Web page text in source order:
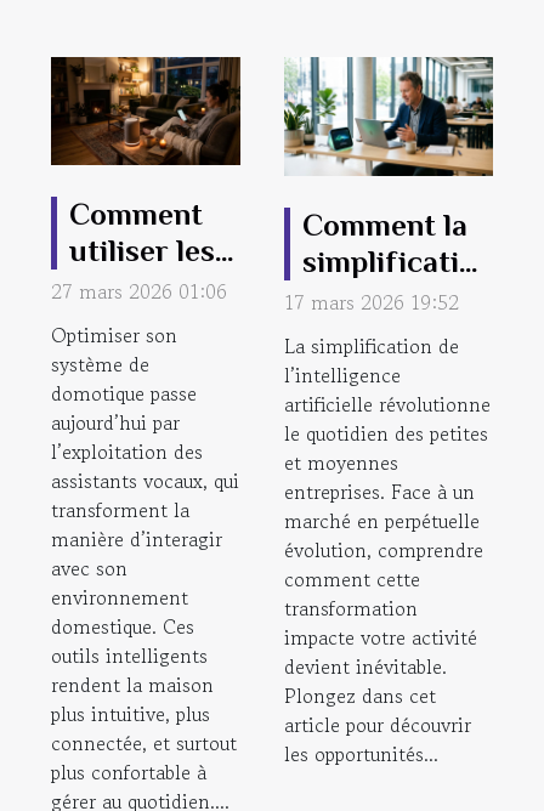
Comment
utiliser les
assistants
vocaux pour
améliorer
votre
système de
domotique ?
27 mars 2026 01:06
Optimiser son
système de
domotique passe
aujourd’hui par
l’exploitation des
assistants vocaux, qui
transforment la
manière d’interagir
avec son
environnement
domestique. Ces
outils intelligents
rendent la maison
plus intuitive, plus
connectée, et surtout
plus confortable à
gérer au quotidien....
Comment la
simplification
de l'IA
influence-t-
elle les PME ?
17 mars 2026 19:52
La simplification de
l’intelligence
artificielle révolutionne
le quotidien des petites
et moyennes
entreprises. Face à un
marché en perpétuelle
évolution, comprendre
comment cette
transformation
impacte votre activité
devient inévitable.
Plongez dans cet
article pour découvrir
les opportunités...